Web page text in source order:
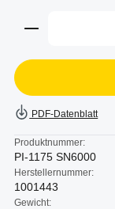
Produkt
PDF-Datenblatt
Produktnummer:
PI-1175 SN6000
Herstellernummer:
1001443
Gewicht: